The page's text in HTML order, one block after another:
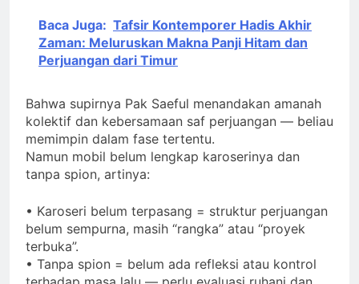
Baca Juga: Tafsir Kontemporer Hadis Akhir
Zaman: Meluruskan Makna Panji Hitam dan
Perjuangan dari Timur
Bahwa supirnya Pak Saeful menandakan amanah
kolektif dan kebersamaan saf perjuangan — beliau
memimpin dalam fase tertentu.
Namun mobil belum lengkap karoserinya dan
tanpa spion, artinya:
• Karoseri belum terpasang = struktur perjuangan
belum sempurna, masih “rangka” atau “proyek
terbuka”.
• Tanpa spion = belum ada refleksi atau kontrol